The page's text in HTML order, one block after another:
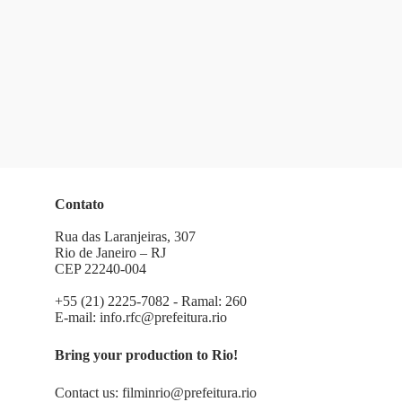
Contato
Rua das Laranjeiras, 307
Rio de Janeiro – RJ
CEP 22240-004
+55 (21) 2225-7082 - Ramal: 260
E-mail:info.rfc@prefeitura.rio
Bring your production to Rio!
Contact us:filminrio@prefeitura.rio